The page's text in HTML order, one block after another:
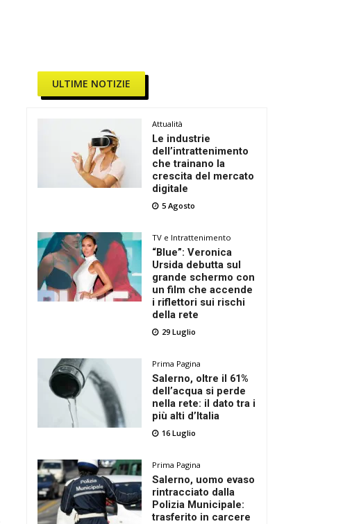
ULTIME NOTIZIE
Attualità
Le industrie
dell’intrattenimento
che trainano la
crescita del mercato
digitale
5 Agosto
TV e Intrattenimento
“Blue”: Veronica
Ursida debutta sul
grande schermo con
un film che accende
i riflettori sui rischi
della rete
29 Luglio
Prima Pagina
Salerno, oltre il 61%
dell’acqua si perde
nella rete: il dato tra i
più alti d’Italia
16 Luglio
Prima Pagina
Salerno, uomo evaso
rintracciato dalla
Polizia Municipale:
trasferito in carcere